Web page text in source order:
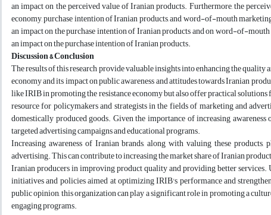
an impact on the perceived value of Iranian products. Furthermore, the
economy, purchase intention of Iranian products, and word-of-mouth
an impact on the purchase intention of Iranian products and on word-of-
an impact on the purchase intention of Iranian products.
Discussion & Conclusion
The results of this research provide valuable insights into enhancing the
economy and its impact on public awareness and attitudes towards Iranian
like IRIB in promoting the resistance economy but also offer practical
resource for policymakers and strategists in the fields of marketing and
domestically produced goods. Given the importance of increasing
targeted advertising campaigns and educational programs.
Increasing awareness of Iranian brands, along with valuing these
advertising. This can contribute to increasing the market share of Iranian
Iranian producers in improving product quality and providing better
initiatives and policies aimed at optimizing IRIB's performance and
public opinion, this organization can play a significant role in promoting a
engaging programs.